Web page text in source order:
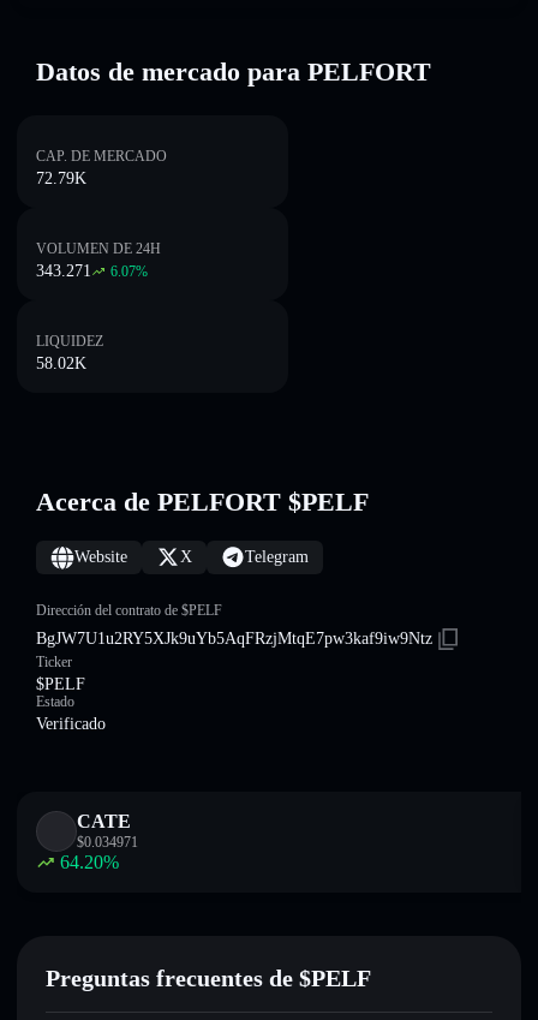
Datos de mercado para PELFORT
CAP. DE MERCADO
72.79K
VOLUMEN DE 24H
343.271 6.07%
LIQUIDEZ
58.02K
Acerca de PELFORT $PELF
Website X Telegram
Dirección del contrato de $PELF
BgJW7U1u2RY5XJk9uYb5AqFRzjMtqE7pw3kaf9iw9Ntz
Ticker
$PELF
Estado
Verificado
CATE
$0.034971
64.20%
Preguntas frecuentes de $PELF